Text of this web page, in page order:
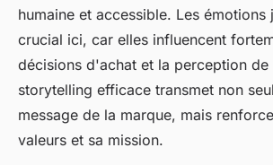
humaine et accessible. Les émotions
crucial ici, car elles influencent
décisions d'achat et la perception de
storytelling efficace transmet non
message de la marque, mais
valeurs et sa mission.